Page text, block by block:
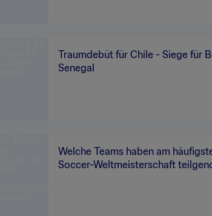
Traumdebüt für Chile - Siege für
Senegal
Welche Teams haben am
Soccer-Weltmeisterschaft